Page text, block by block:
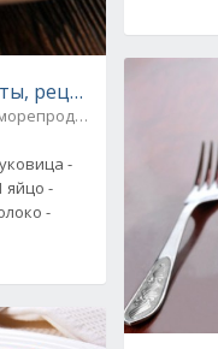
рецепт с фото
-
яйцо -
-